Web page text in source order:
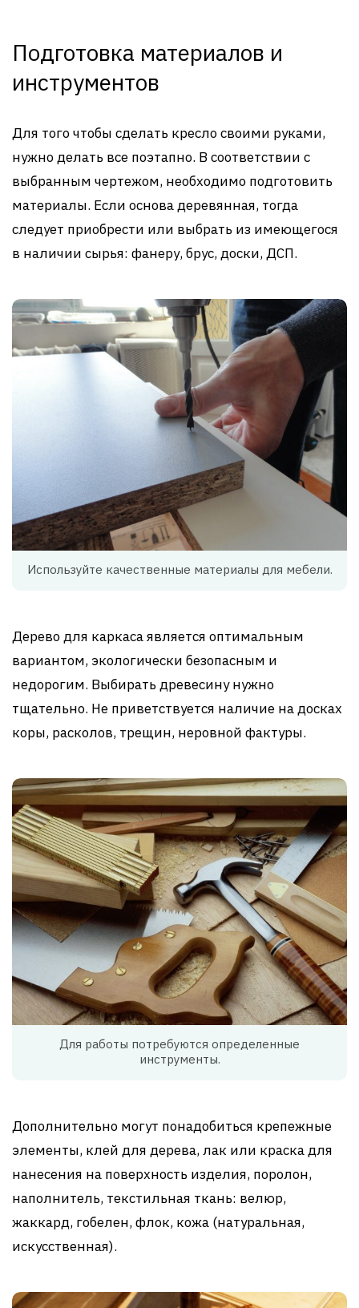
Подготовка материалов и
инструментов
Для того чтобы сделать кресло своими руками,
нужно делать все поэтапно. В соответствии с
выбранным чертежом, необходимо подготовить
материалы. Если основа деревянная, тогда
следует приобрести или выбрать из имеющегося
в наличии сырья: фанеру, брус, доски, ДСП.
Используйте качественные материалы для мебели.
Дерево для каркаса является оптимальным
вариантом, экологически безопасным и
недорогим. Выбирать древесину нужно
тщательно. Не приветствуется наличие на досках
коры, расколов, трещин, неровной фактуры.
Для работы потребуются определенные
инструменты.
Дополнительно могут понадобиться крепежные
элементы, клей для дерева, лак или краска для
нанесения на поверхность изделия, поролон,
наполнитель, текстильная ткань: велюр,
жаккард, гобелен, флок, кожа (натуральная,
искусственная).